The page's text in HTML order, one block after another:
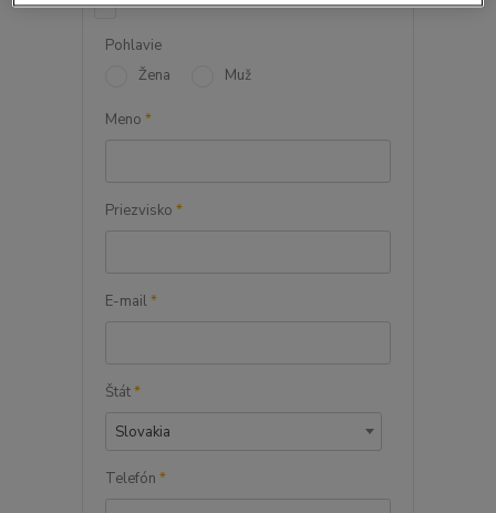
Pohlavie
Žena
Muž
Meno *
Priezvisko *
E-mail*
Štát*
Slovakia
Telefón *